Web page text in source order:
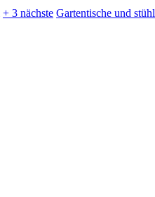
+ 3 nächste Gartentische und